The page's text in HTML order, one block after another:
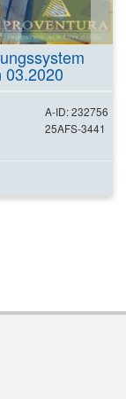
03.2020
A-ID: 232756
25AFS-3441